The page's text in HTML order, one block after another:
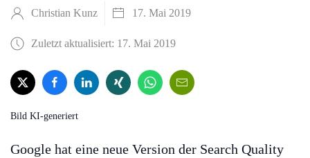
Christian Kunz 17. Mai 2019
Zuletzt aktualisiert: 17. Mai 2019
Bild KI-generiert
Google hat eine neue Version der Search Quality